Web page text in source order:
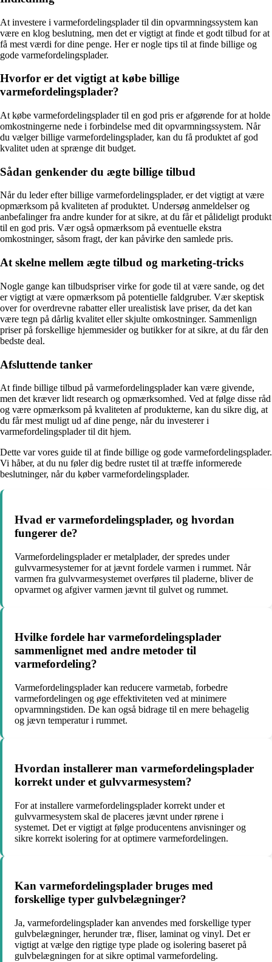
At investere i varmefordelingsplader til din opvarmningssystem kan
være en klog beslutning, men det er vigtigt at finde et godt tilbud for at
få mest værdi for dine penge. Her er nogle tips til at finde billige og
gode varmefordelingsplader.
Hvorfor er det vigtigt at købe billige
varmefordelingsplader?
At købe varmefordelingsplader til en god pris er afgørende for at holde
omkostningerne nede i forbindelse med dit opvarmningssystem. Når
du vælger billige varmefordelingsplader, kan du få produktet af god
kvalitet uden at sprænge dit budget.
Sådan genkender du ægte billige tilbud
Når du leder efter billige varmefordelingsplader, er det vigtigt at være
opmærksom på kvaliteten af produktet. Undersøg anmeldelser og
anbefalinger fra andre kunder for at sikre, at du får et pålideligt produkt
til en god pris. Vær også opmærksom på eventuelle ekstra
omkostninger, såsom fragt, der kan påvirke den samlede pris.
At skelne mellem ægte tilbud og marketing-tricks
Nogle gange kan tilbudspriser virke for gode til at være sande, og det
er vigtigt at være opmærksom på potentielle faldgruber. Vær skeptisk
over for overdrevne rabatter eller urealistisk lave priser, da det kan
være tegn på dårlig kvalitet eller skjulte omkostninger. Sammenlign
priser på forskellige hjemmesider og butikker for at sikre, at du får den
bedste deal.
Afsluttende tanker
At finde billige tilbud på varmefordelingsplader kan være givende,
men det kræver lidt research og opmærksomhed. Ved at følge disse råd
og være opmærksom på kvaliteten af produkterne, kan du sikre dig, at
du får mest muligt ud af dine penge, når du investerer i
varmefordelingsplader til dit hjem.
Dette var vores guide til at finde billige og gode varmefordelingsplader.
Vi håber, at du nu føler dig bedre rustet til at træffe informerede
beslutninger, når du køber varmefordelingsplader.
Hvad er varmefordelingsplader, og hvordan
fungerer de?
Varmefordelingsplader er metalplader, der spredes under
gulvvarmesystemer for at jævnt fordele varmen i rummet. Når
varmen fra gulvvarmesystemet overføres til pladerne, bliver de
opvarmet og afgiver varmen jævnt til gulvet og rummet.
Hvilke fordele har varmefordelingsplader
sammenlignet med andre metoder til
varmefordeling?
Varmefordelingsplader kan reducere varmetab, forbedre
varmefordelingen og øge effektiviteten ved at minimere
opvarmningstiden. De kan også bidrage til en mere behagelig
og jævn temperatur i rummet.
Hvordan installerer man varmefordelingsplader
korrekt under et gulvvarmesystem?
For at installere varmefordelingsplader korrekt under et
gulvvarmesystem skal de placeres jævnt under rørene i
systemet. Det er vigtigt at følge producentens anvisninger og
sikre korrekt isolering for at optimere varmefordelingen.
Kan varmefordelingsplader bruges med
forskellige typer gulvbelægninger?
Ja, varmefordelingsplader kan anvendes med forskellige typer
gulvbelægninger, herunder træ, fliser, laminat og vinyl. Det er
vigtigt at vælge den rigtige type plade og isolering baseret på
gulvbelægningen for at sikre optimal varmefordeling.